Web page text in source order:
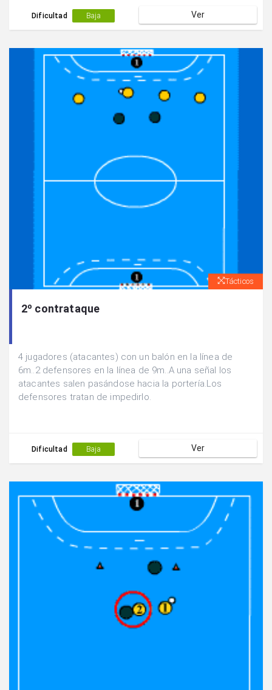
Dificultad Baja Ver
Tácticos
2º contrataque
4 jugadores (atacantes) con un balón en la línea de
6m..2 defensores en la línea de 9m..A una señal los
atacantes salen pasándose hacia la portería.Los
defensores tratan de impedirlo.
Dificultad Baja Ver